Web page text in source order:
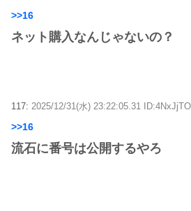
>>16
ネット購入なんじゃないの？
117: 2025/12/31(水) 23:22:05.31
>>16
流石に番号は公開するやろ